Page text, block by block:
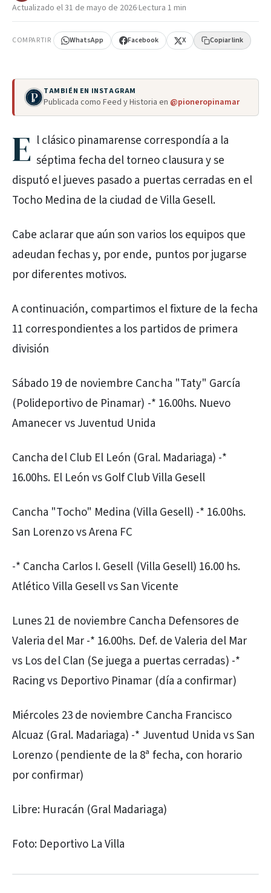
Actualizado el31 de mayo de 2026·Lectura 1 min
COMPARTIR WhatsApp Facebook X Copiar link
TAMBIÉN EN INSTAGRAM
Publicada como Feed y Historia en @pioneropinamar
E l clásico pinamarense correspondía a la
séptima fecha del torneo clausura y se
disputó el jueves pasado a puertas cerradas en el
Tocho Medina de la ciudad de Villa Gesell.
Cabe aclarar que aún son varios los equipos que
adeudan fechas y, por ende, puntos por jugarse
por diferentes motivos.
A continuación, compartimos el fixture de la fecha
11 correspondientes a los partidos de primera
división
Sábado 19 de noviembre Cancha "Taty" García
(Polideportivo de Pinamar) -* 16.00hs. Nuevo
Amanecer vs Juventud Unida
Cancha del Club El León (Gral. Madariaga) -*
16.00hs. El León vs Golf Club Villa Gesell
Cancha "Tocho" Medina (Villa Gesell) -* 16.00hs.
San Lorenzo vs Arena FC
-* Cancha Carlos I. Gesell (Villa Gesell) 16.00 hs.
Atlético Villa Gesell vs San Vicente
Lunes 21 de noviembre Cancha Defensores de
Valeria del Mar -* 16.00hs. Def. de Valeria del Mar
vs Los del Clan (Se juega a puertas cerradas) -*
Racing vs Deportivo Pinamar (día a confirmar)
Miércoles 23 de noviembre Cancha Francisco
Alcuaz (Gral. Madariaga) -* Juventud Unida vs San
Lorenzo (pendiente de la 8ª fecha, con horario
por confirmar)
Libre: Huracán (Gral Madariaga)
Foto: Deportivo La Villa